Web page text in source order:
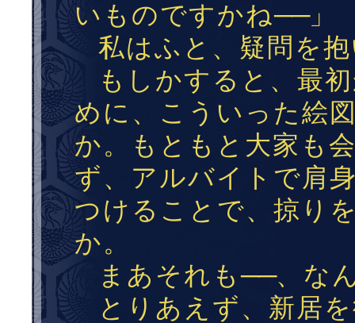
いものですかね──」
私はふと、疑問を
もしかすると、最
めに、こういった絵
か。もともと大家も
ず、アルバイトで肩
つけることで、掠り
か。
まあそれも──、な
とりあえず、新居